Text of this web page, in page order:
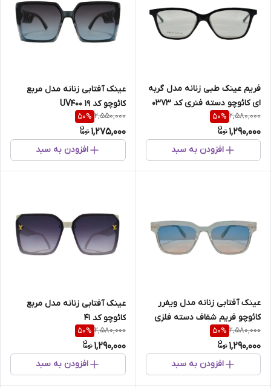
فریم عینک طبی زنانه مدل گربه
ای کائوچو دسته فنری کد 0373
2,580,000
50%
1,290,000
افزودن به سبد
عینک آفتابی زنانه مدل مربع
کائوچو کد 19 UV400
2,550,000
50%
1,275,000
افزودن به سبد
عینک آفتابی زنانه مدل ویفرر
کائوچو فریم شفاف دسته فلزی
کد 82 UV400
2,580,000
50%
1,290,000
افزودن به سبد
عینک آفتابی زنانه مدل مربع
کائوچو کد 41
2,580,000
50%
1,290,000
افزودن به سبد